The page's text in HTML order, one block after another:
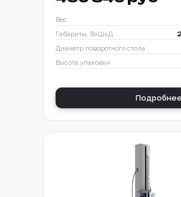
Вес
Габариты, ВхШхД
Диаметр поворотного стола
Высота упаковки
Подробнее